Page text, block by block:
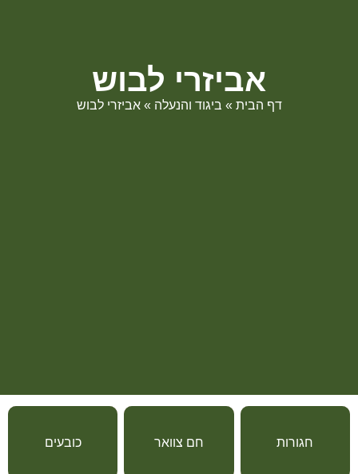
אביזרי לבוש
דף הבית » ביגוד והנעלה »אביזרי לבוש
חגורות חם צוואר כובעים